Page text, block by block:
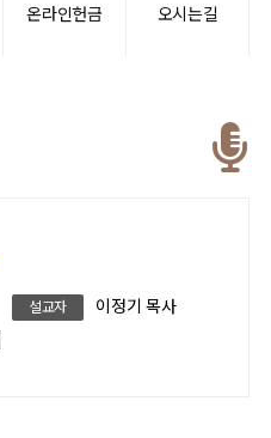
온라인헌금 오시는길
설교자 이정기 목사